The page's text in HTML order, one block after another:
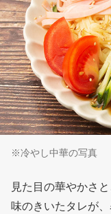
※冷やし中華の写真
見た目の華やかさ
味のきいたタレが、